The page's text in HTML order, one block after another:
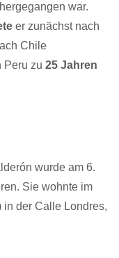
war.
er zunächst nach
Chile
Peru zu 25 Jahren
wurde am 6.
Sie wohnte im
in der Calle Londres,